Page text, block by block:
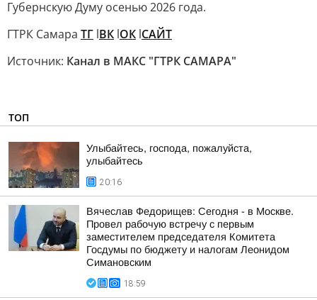
Губернскую Думу осенью 2026 года.
ГТРК Самара ТГ lВК lОК lСАЙТ
Источник: Канал в МАКС "ГТРК САМАРА"
ТОП
Улыбайтесь, господа, пожалуйста,
улыбайтесь
20:16
Вячеслав Федорищев: Сегодня - в Москве.
Провел рабочую встречу с первым
заместителем председателя Комитета
Госдумы по бюджету и налогам Леонидом
Симановским
18:59